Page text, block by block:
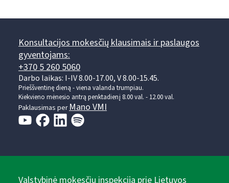
Konsultacijos mokesčių klausimais ir paslaugos
gyventojams:
+370 5 260 5060
Darbo laikas: I-IV 8.00-17.00, V 8.00-15.45.
Prieššventinę dieną - viena valanda trumpiau.
Kiekvieno mėnesio antrą penktadienį 8.00 val. - 12.00 val.
Paklausimas per Mano VMI
Valstybinė mokesčių inspekcija prie Lietuvos